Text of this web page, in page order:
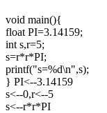
void main(){
float PI=3.14159;
int s,r=5;
s=r*r*PI;
printf("s=%d\n",s);
} PI<--3.14159
s<--0,r<--5
s<--r*r*PI